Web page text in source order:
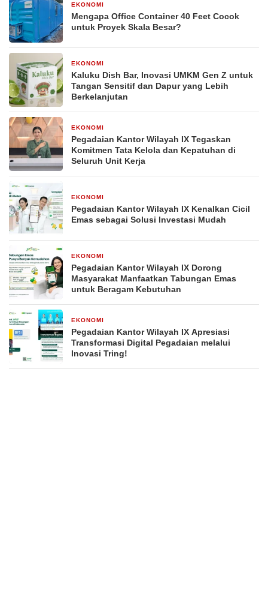
EKONOMI
Mengapa Office Container 40 Feet Cocok
untuk Proyek Skala Besar?
EKONOMI
Kaluku Dish Bar, Inovasi UMKM Gen Z untuk
Tangan Sensitif dan Dapur yang Lebih
Berkelanjutan
EKONOMI
Pegadaian Kantor Wilayah IX Tegaskan
Komitmen Tata Kelola dan Kepatuhan di
Seluruh Unit Kerja
EKONOMI
Pegadaian Kantor Wilayah IX Kenalkan Cicil
Emas sebagai Solusi Investasi Mudah
EKONOMI
Pegadaian Kantor Wilayah IX Dorong
Masyarakat Manfaatkan Tabungan Emas
untuk Beragam Kebutuhan
EKONOMI
Pegadaian Kantor Wilayah IX Apresiasi
Transformasi Digital Pegadaian melalui
Inovasi Tring!